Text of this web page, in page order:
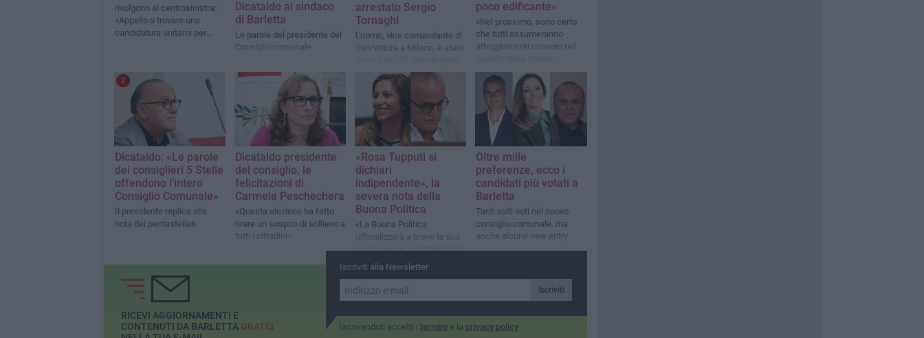
rivolgono al centrosinistra:
«Appello a trovare una
candidatura unitaria per
Dicataldo al sindaco
di Barletta
Le parole del presidente del
Consiglio comunale
arrestato Sergio
Tornaghi
L'uomo, vice comandante di
San Vittore a Milano, è stato
Rosse
poco edificante»
«Nel prossimo, sono certo
che tutti assumeranno
atteggiamenti consoni nel
comunità»
2
Dicataldo: «Le parole
dei consiglieri 5 Stelle
offendono l’intero
Consiglio Comunale»
Il presidente replica alla
nota dei pentastellati
Dicataldo presidente
del consiglio, le
felicitazioni di
Carmela Peschechera
«Questa elezione ha fatto
tirare un sospiro di sollievo a
tutti i cittadini»
«Rosa Tupputi si
dichiari
indipendente», la
severa nota della
Buona Politica
«La Buona Politica
ufficializzerà a breve la sua
posizione nei confronti della
amministrazione Cannito»
Oltre mille
preferenze, ecco i
candidati più votati a
Barletta
Tanti volti noti nel nuovo
consiglio comunale, ma
anche alcune new entry
Iscriviti alla Newsletter
Iscriviti
Iscrivendoti accetti i termini e la privacy policy
RICEVI AGGIORNAMENTI E
CONTENUTI DA BARLETTA GRATIS